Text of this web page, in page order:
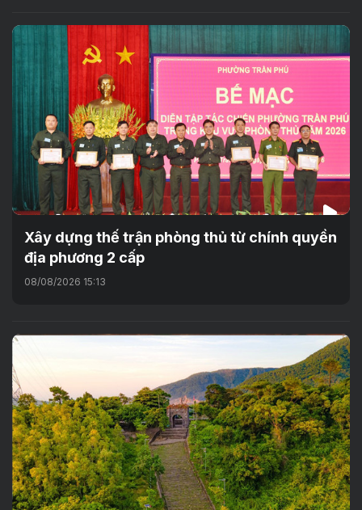
Xây dựng thế trận phòng thủ từ chính quyền
địa phương 2 cấp
08/08/2026 15:13